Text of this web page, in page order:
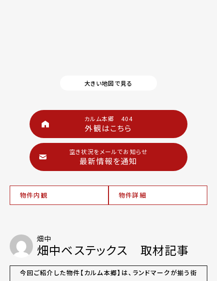
大きい地図で見る
カルム本郷 404
外観はこちら
空き状況をメールでお知らせ
最新情報を通知
物件内観 物件詳細
畑中
畑中ベステックス 取材記事
今回ご紹介した物件【カルム本郷】は、ランドマークが揃う街